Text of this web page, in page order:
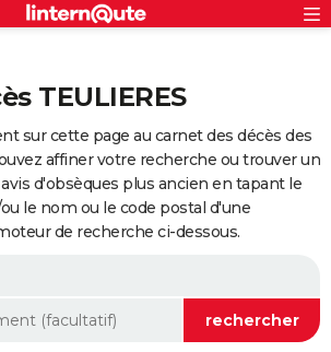
TEULIERES
sur cette page au carnet des décès des
affiner votre recherche ou trouver un
d'obsèques plus ancien en tapant le
le nom ou le code postal d'une
de recherche ci-dessous.